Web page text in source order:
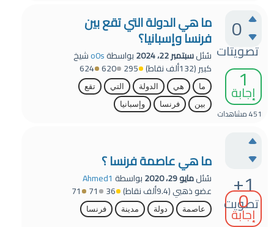
0
تصويتات
1
إجابة
451مشاهدات
ما هي الدولة التي تقع بين
فرنسا وإسبانيا؟
سُئلسبتمبر 22، 2024 بواسطةo0sشيخ
كبير(132ألف نقاط) 295
620
624
ما هي الدولة التي
تقع
بين
فرنسا وإسبانيا
+1
تصويت
0
إجابة
ما هي عاصمة فرنسا ؟
سُئلمايو 29، 2020 بواسطة Ahmed1
عضو ذهبي(9.4ألف نقاط) 36
71
71
عاصمة دولة مدينة فرنسا